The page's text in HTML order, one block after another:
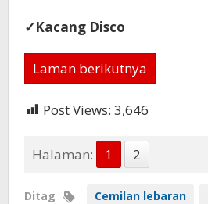
✓Kacang Disco
Laman berikutnya
Post Views: 3,646
Halaman: 1 2
Ditag Cemilan lebaran